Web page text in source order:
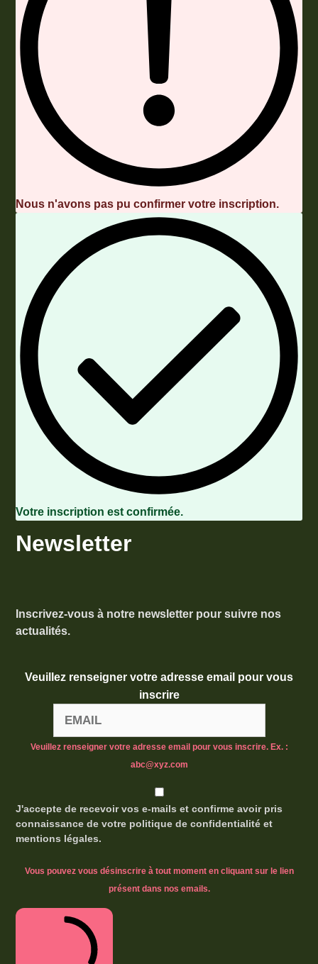
Nous n'avons pas pu confirmer votre inscription.
Votre inscription est confirmée.
Newsletter
Inscrivez-vous à notre newsletter pour suivre nos
actualités.
Veuillez renseigner votre adresse email pour vous
inscrire
Veuillez renseigner votre adresse email pour vous inscrire. Ex. :
abc@xyz.com
J'accepte de recevoir vos e-mails et confirme avoir pris
connaissance de votre politique de confidentialité et
mentions légales.
Vous pouvez vous désinscrire à tout moment en cliquant sur le lien
présent dans nos emails.